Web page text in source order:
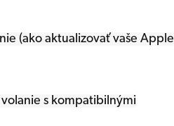
(ako aktualizovať vaše Apple
s kompatibilnými